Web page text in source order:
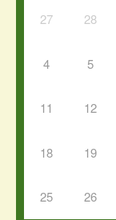
27 28
4 5
11 12
18 19
25 26